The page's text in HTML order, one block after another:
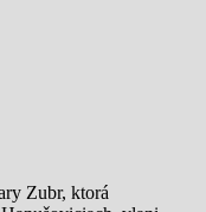
Zubr, ktorá